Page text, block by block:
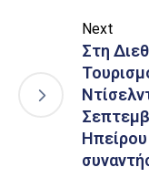
Next
Στη